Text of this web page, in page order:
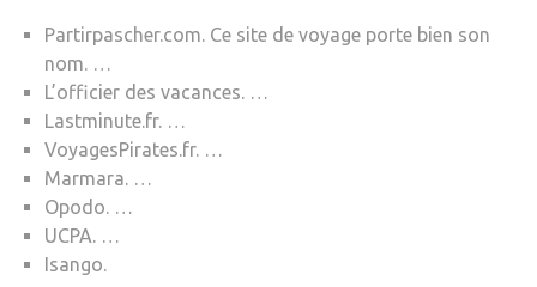
Partirpascher.com. Ce site de voyage porte bien son
nom. …
L’officier des vacances. …
Lastminute.fr. …
VoyagesPirates.fr. …
Marmara. …
Opodo. …
UCPA. …
Isango.